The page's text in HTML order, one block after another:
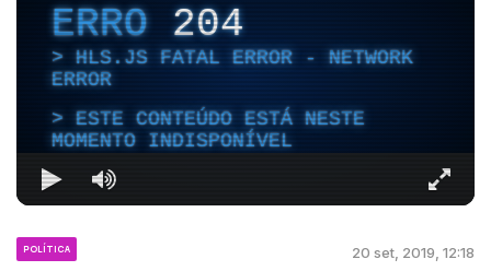
ERRO204
HLS.JS FATAL ERROR - NETWORK
ERROR
ESTE CONTEÚDO ESTÁ NESTE
MOMENTO INDISPONÍVEL
POLÍTICA 20 set, 2019, 12:18